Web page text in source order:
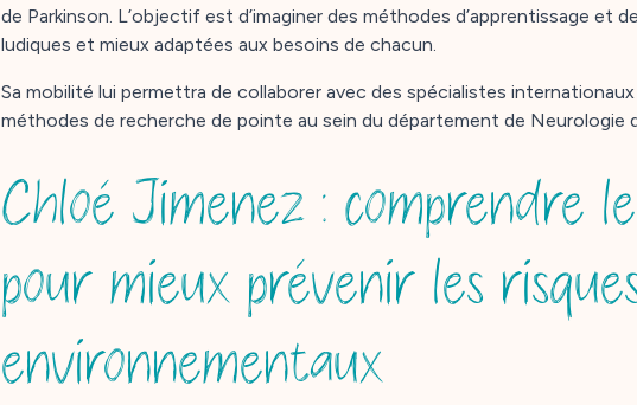
de Parkinson. L’objectif est d’imaginer des méthodes d’apprentissage et
ludiques et mieux adaptées aux besoins de chacun.
Sa mobilité lui permettra de collaborer avec des spécialistes
méthodes de recherche de pointe au sein du département de Neurologie
Chloé Jimenez : comprendre
pour mieux prévenir les
environnementaux